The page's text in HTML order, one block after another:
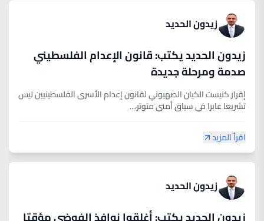
زيدون الحديد
زيدون الحديد يكتب: قانون الإعدام الفلسطيني
صدمة ومرحلة جديدة
إقرار كنيست الكيان الصهيوني لقانون إعدام الأسرى الفلسطينيين ليس
تشريعا عابرا في سياق أمني متوتر،...
اقرأ المزيد
زيدون الحديد